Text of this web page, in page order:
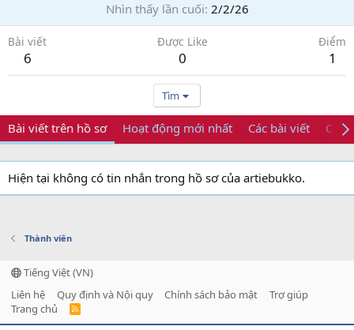
Nhìn thấy lần cuối 2/2/26
Bài viết
6
Được Like
0
Điểm
1
Tìm
Bài viết trên hồ sơ Hoạt động mới nhất Các bài viết Giới
Hiện tại không có tin nhắn trong hồ sơ của artiebukko.
Thành viên
Tiếng Việt (VN)
Liên hệ
Quy định và Nội quy Chính sách bảo mật
Trợ giúp
Trang chủ
R